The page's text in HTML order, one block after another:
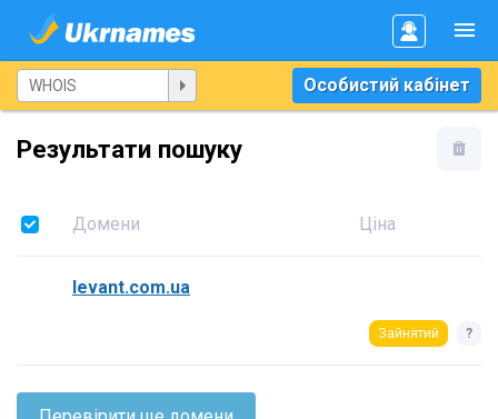
Особистий кабінет
Результати пошуку
Домени Ціна
levant.com.ua
Зайнятий ?